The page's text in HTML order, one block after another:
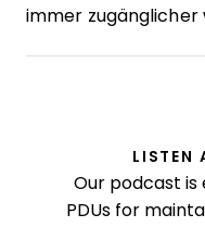
immer zugänglicher
LISTEN
Our podcast
PDUs for